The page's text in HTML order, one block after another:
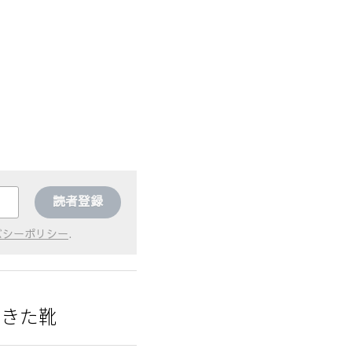
読者登録
ーポリシー.
た靴